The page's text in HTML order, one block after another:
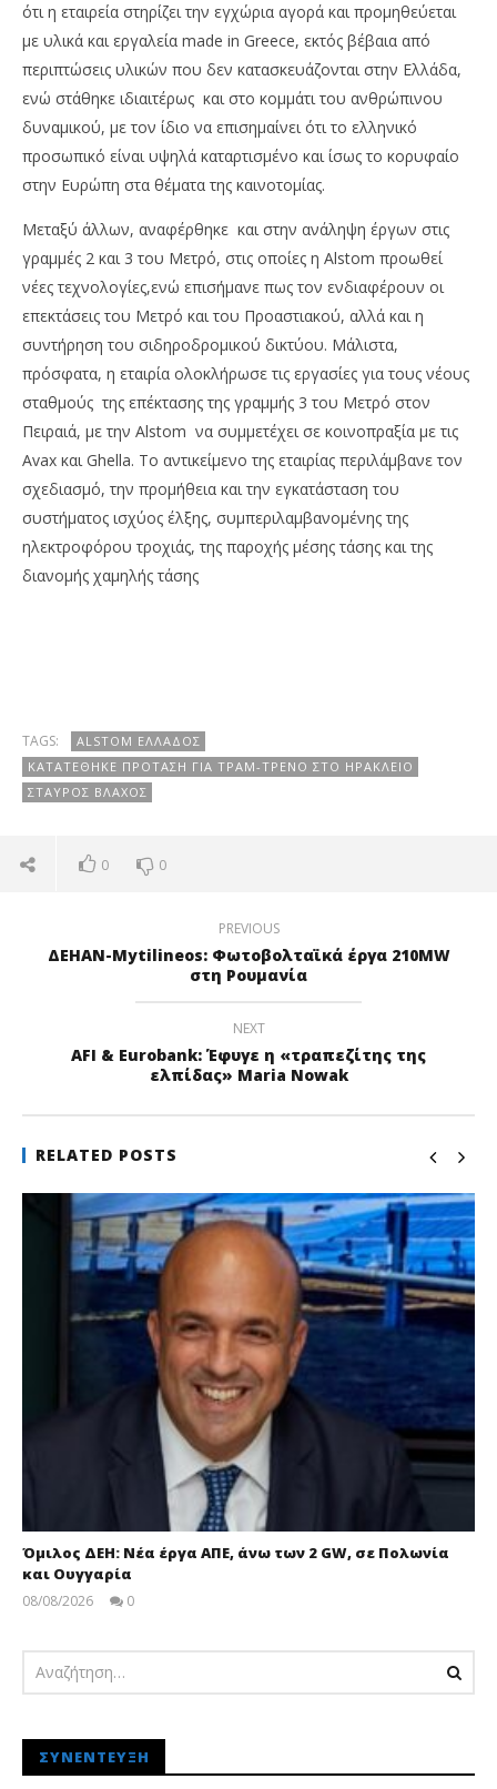
ότι η εταιρεία στηρίζει την εγχώρια αγορά και προμηθεύεται
με υλικά και εργαλεία made in Greece, εκτός βέβαια από
περιπτώσεις υλικών που δεν κατασκευάζονται στην Ελλάδα,
ενώ στάθηκε ιδιαιτέρως και στο κομμάτι του ανθρώπινου
δυναμικού, με τον ίδιο να επισημαίνει ότι το ελληνικό
προσωπικό είναι υψηλά καταρτισμένο και ίσως το κορυφαίο
στην Ευρώπη στα θέματα της καινοτομίας.
Μεταξύ άλλων, αναφέρθηκε και στην ανάληψη έργων στις
γραμμές 2 και 3 του Μετρό, στις οποίες η Alstom προωθεί
νέες τεχνολογίες,ενώ επισήμανε πως τον ενδιαφέρουν οι
επεκτάσεις του Μετρό και του Προαστιακού, αλλά και η
συντήρηση του σιδηροδρομικού δικτύου. Μάλιστα,
πρόσφατα, η εταιρία ολοκλήρωσε τις εργασίες για τους νέους
σταθμούς της επέκτασης της γραμμής 3 του Μετρό στον
Πειραιά, με την Alstom να συμμετέχει σε κοινοπραξία με τις
Avax και Ghella. Το αντικείμενο της εταιρίας περιλάμβανε τον
σχεδιασμό, την προμήθεια και την εγκατάσταση του
συστήματος ισχύος έλξης, συμπεριλαμβανομένης της
ηλεκτροφόρου τροχιάς, της παροχής μέσης τάσης και της
διανομής χαμηλής τάσης
TAGS:
ALSTOM ΕΛΛΆΔΟΣ
ΚΑΤΑΤΈΘΗΚΕ ΠΡΌΤΑΣΗ ΓΙΑ ΤΡΑΜ-ΤΡΈΝΟ ΣΤΟ ΗΡΆΚΛΕΙΟ
ΣΤΑΎΡΟΣ ΒΛΆΧΟΣ
0 0
PREVIOUS
ΔΕΗΑΝ-Mytilineos: Φωτοβολταϊκά έργα 210MW
στη Ρουμανία
NEXT
AFI & Εurobank: Έφυγε η «τραπεζίτης της
ελπίδας» Maria Nowak
RELATED POSTS
Όμιλος ΔΕΗ: Νέα έργα ΑΠΕ, άνω των 2 GW, σε Πολωνία
και Ουγγαρία
08/08/2026
0
ΣΥΝΈΝΤΕΥΞΗ